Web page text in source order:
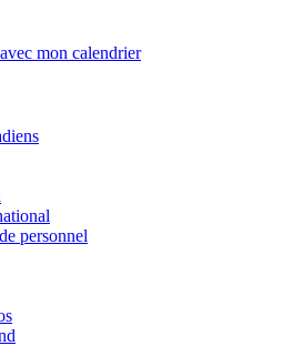
mon calendrier
personnel